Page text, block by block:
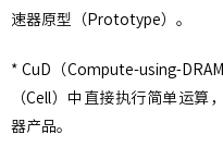
速器原型（Prototype）。
* CuD（Compute-using-
（Cell）中直接执行简单运算
器产品。